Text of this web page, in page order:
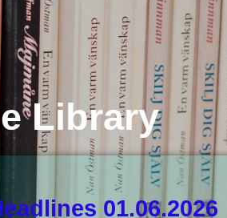
Library
01.06.2026